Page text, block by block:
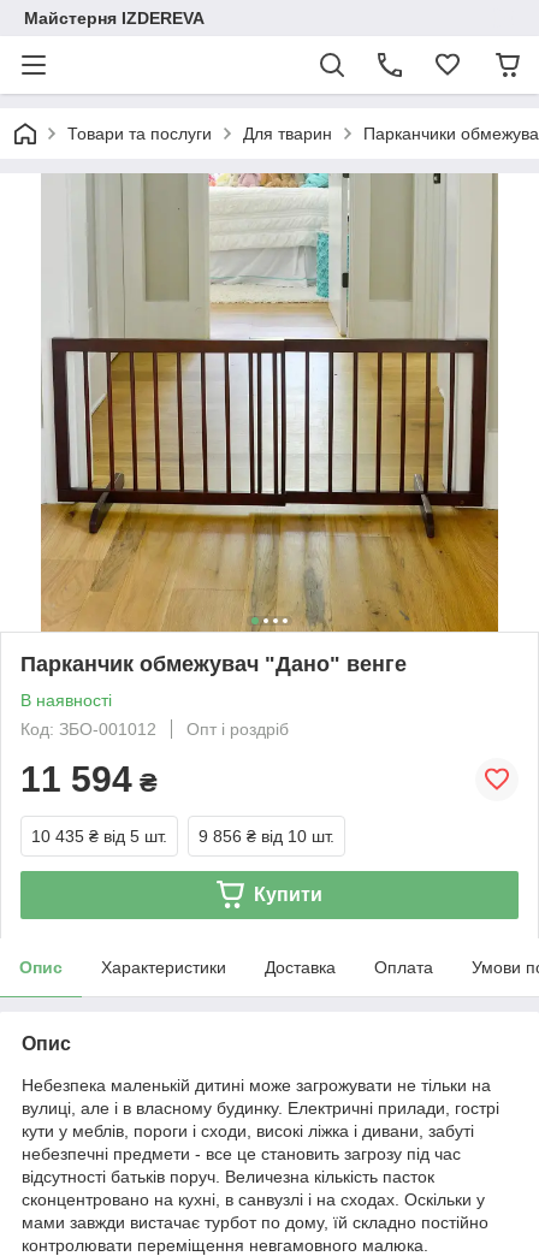
Майстерня IZDEREVA
Товари та послуги Для тварин Парканчики
Парканчик обмежувач "Дано" венге
В наявності
Код: ЗБО-001012
Опт і роздріб
11 594 ₴
10 435 ₴ від 5 шт. 9 856 ₴ від 10 шт.
Купити
Опис Характеристики Доставка Оплата Умови
Опис
Небезпека маленькій дитині може загрожувати не тільки на
вулиці, але і в власному будинку. Електричні прилади, гострі
кути у меблів, пороги і сходи, високі ліжка і дивани, забуті
небезпечні предмети - все це становить загрозу під час
відсутності батьків поруч. Величезна кількість пасток
сконцентровано на кухні, в санвузлі і на сходах. Оскільки у
мами завжди вистачає турбот по дому, їй складно постійно
контролювати переміщення невгамовного малюка.